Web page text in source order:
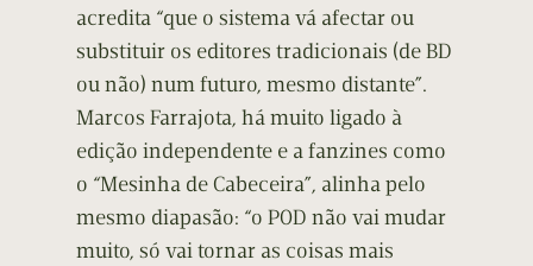
acredita “que o sistema vá afectar ou
substituir os editores tradicionais (de BD
ou não) num futuro, mesmo distante”.
Marcos Farrajota, há muito ligado à
edição independente e a fanzines como
o “Mesinha de Cabeceira”, alinha pelo
mesmo diapasão: “o POD não vai mudar
muito, só vai tornar as coisas mais